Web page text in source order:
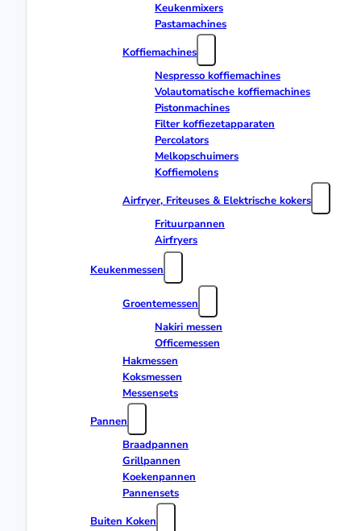
Keukenmixers
Pastamachines
Koffiemachines
Nespresso koffiemachines
Volautomatische koffiemachines
Pistonmachines
Filter koffiezetapparaten
Percolators
Melkopschuimers
Koffiemolens
Airfryer, Friteuses & Elektrische kokers
Frituurpannen
Airfryers
Keukenmessen
Groentemessen
Nakiri messen
Officemessen
Hakmessen
Koksmessen
Messensets
Pannen
Braadpannen
Grillpannen
Koekenpannen
Pannensets
Buiten Koken